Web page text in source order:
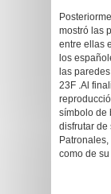
mostró las
entre ellas
los
las
23F .Al
símbolo de
disfrutar de
como de